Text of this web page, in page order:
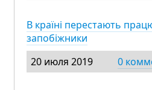
В країні перестають
запобіжники
20 июля 2019
0